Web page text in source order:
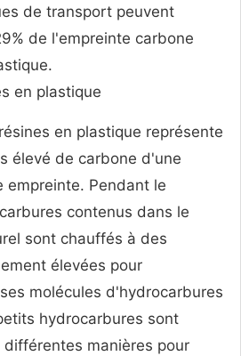
de transport peuvent
de l'empreinte carbone
en plastique
en plastique représente
élevé de carbone d'une
empreinte. Pendant le
contenus dans le
sont chauffés à des
élevées pour
molécules d'hydrocarbures
hydrocarbures sont
manières pour